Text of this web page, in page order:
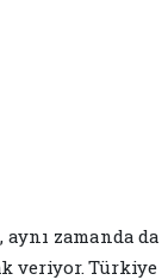
zamanda da
veriyor. Türkiye